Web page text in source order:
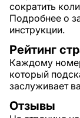
сократить
Подробнее о
инструкции.
Рейтинг
Каждому
который
заслуживает
Отзывы